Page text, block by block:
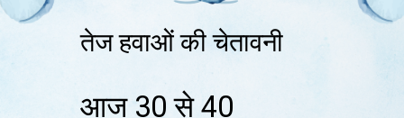
तेज हवाओं की चेतावनी
आज 30 से 40